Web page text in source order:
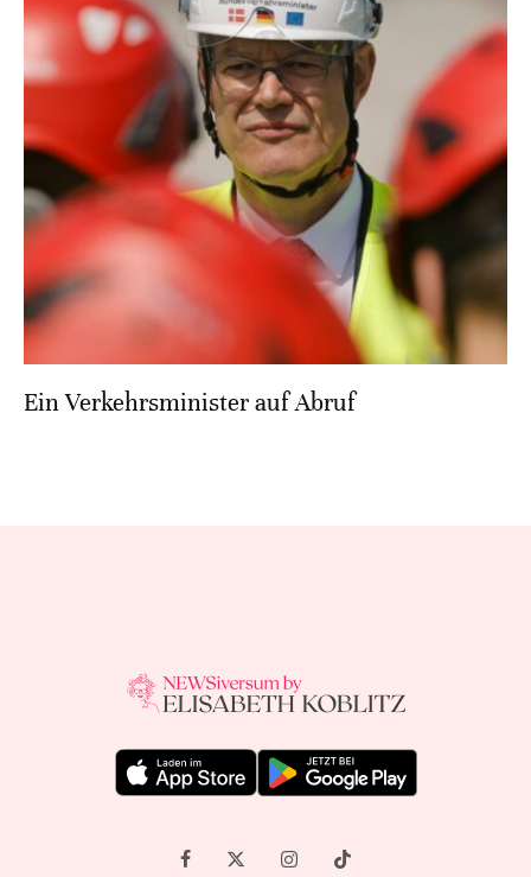
Ein Verkehrsminister auf Abruf